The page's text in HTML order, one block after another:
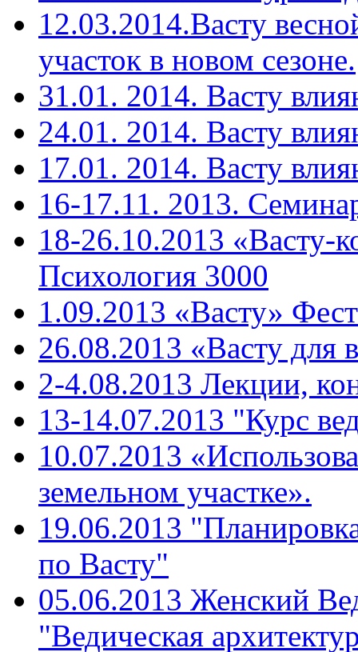
12.03.2014.Васту
участок в новом сезоне.
31.01. 2014. Васту
24.01. 2014. Васту
17.01. 2014. Васту
16-17.11. 2013.
18-26.10.2013 «Васту-
Психология 3000
1.09.2013 «Васту»
26.08.2013 «Васту для
2-4.08.2013 Лекции,
13-14.07.2013 "Курс
10.07.2013
земельном участке».
19.06.2013
по Васту"
05.06.2013 Женский
"Ведическая